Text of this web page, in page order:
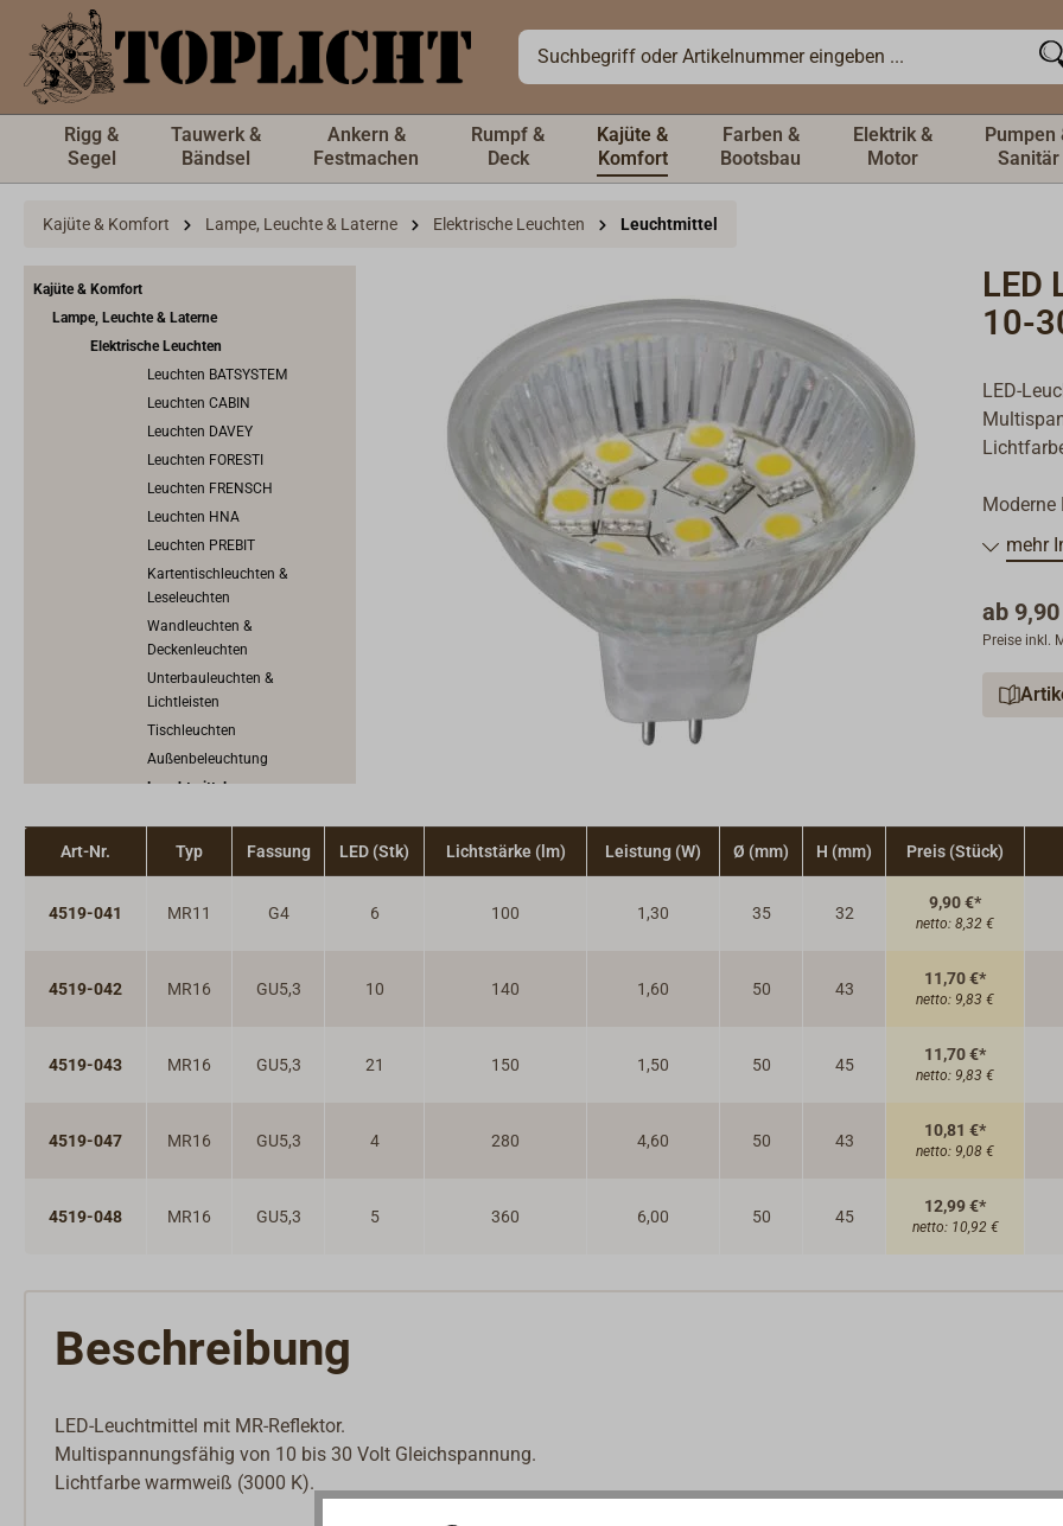
springen
Rigg &
Segel
Tauwerk &
Bändsel
Ankern &
Festmachen
Rumpf &
Deck
Kajüte &
Komfort
Farben &
Bootsbau
Elektrik &
Motor
Pumpen
Sanitär
Kajüte & Komfort Lampe, Leuchte & Laterne Elektrische Leuchten Leuchtmittel
Kajüte & Komfort
Lampe, Leuchte & Laterne
Elektrische Leuchten
Leuchten BATSYSTEM
Leuchten CABIN
Leuchten DAVEY
Leuchten FORESTI
Leuchten FRENSCH
Leuchten HNA
Leuchten PREBIT
Kartentischleuchten &
Leseleuchten
Wandleuchten &
Deckenleuchten
Unterbauleuchten &
Lichtleisten
Tischleuchten
Außenbeleuchtung
Leuchtmittel
Uhren, Barometer & Instrumente
Innenbeschläge
Riegel & Verschlüsse
LED
10-
LED-
Moderne
sehr
die
in
mehr
ab
Preise inkl.
Art-Nr. Typ Fassung LED (Stk) Lichtstärke (lm) Leistung (W) Ø (mm) H (mm) Preis (Stück)
4519-041 MR11 G4 6 100 1,30 35 32
9,90 €*
netto: 8,32 €
4519-042 MR16 GU5,3 10 140 1,60 50 43
11,70 €*
netto: 9,83 €
4519-043 MR16 GU5,3 21 150 1,50 50 45
11,70 €*
netto: 9,83 €
4519-047 MR16 GU5,3 4 280 4,60 50 43
10,81 €*
netto: 9,08 €
4519-048 MR16 GU5,3 5 360 6,00 50 45
12,99 €*
netto: 10,92 €
Beschreibung
LED-Leuchtmittel mit MR-Reflektor.
Multispannungsfähig von 10 bis 30 Volt Gleichspannung.
Lichtfarbe warmweiß (3000 K).